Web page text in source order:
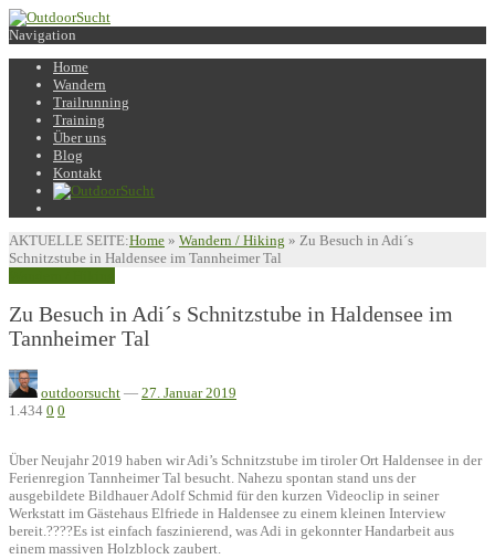
Navigation
Home
Wandern
Trailrunning
Training
Über uns
Blog
Kontakt
AKTUELLE SEITE:Home » Wandern / Hiking » Zu Besuch in Adi´s
Schnitzstube in Haldensee im Tannheimer Tal
Zu Besuch in Adi´s Schnitzstube in Haldensee im
Tannheimer Tal
outdoorsucht — 27. Januar 2019
1.434 0 0
Über Neujahr 2019 haben wir Adi’s Schnitzstube im tiroler Ort Haldensee in der
Ferienregion Tannheimer Tal besucht. Nahezu spontan stand uns der
ausgebildete Bildhauer Adolf Schmid für den kurzen Videoclip in seiner
Werkstatt im Gästehaus Elfriede in Haldensee zu einem kleinen Interview
bereit.????Es ist einfach faszinierend, was Adi in gekonnter Handarbeit aus
einem massiven Holzblock zaubert.